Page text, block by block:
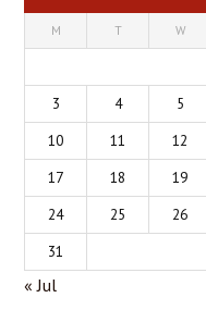
M T W
3
4 5
10
11 12
17
18 19
24
25 26
31
« Jul